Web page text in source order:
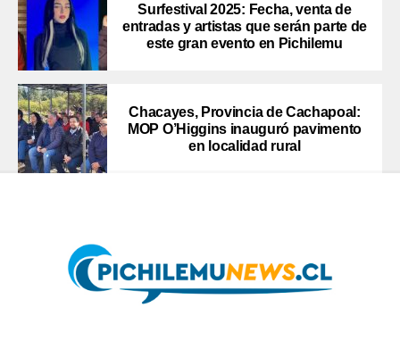
Surfestival 2025: Fecha, venta de
entradas y artistas que serán parte de
este gran evento en Pichilemu
Chacayes, Provincia de Cachapoal:
MOP O’Higgins inauguró pavimento
en localidad rural